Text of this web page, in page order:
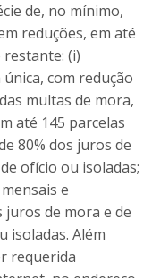
de, no mínimo,
reduções, em até
restante: (i)
com redução
multas de mora,
até 145 parcelas
80% dos juros de
ofício ou isoladas;
e
juros de mora e de
isoladas. Além
requerida